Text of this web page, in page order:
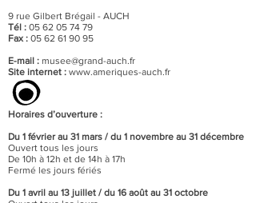
9 rue Gilbert Brégail - AUCH
Tél : 05 62 05 74 79
Fax : 05 62 61 90 95
E-mail : musee@grand-auch.fr
Site internet : www.ameriques-auch.fr
Horaires d’ouverture :
Du 1 février au 31 mars / du 1 novembre au 31 décembre
Ouvert tous les jours
De 10h à 12h et de 14h à 17h
Fermé les jours fériés
Du 1 avril au 13 juillet / du 16 août au 31 octobre